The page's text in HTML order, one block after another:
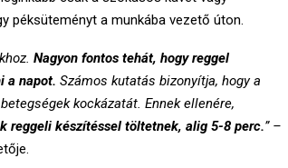
péksüteményt a munkába vezető úton.
Nagyon fontos tehát, hogy reggel
a napot. Számos kutatás bizonyítja, hogy a
kockázatát. Ennek ellenére,
reggeli készítéssel töltetnek, alig 5-8 perc.” –